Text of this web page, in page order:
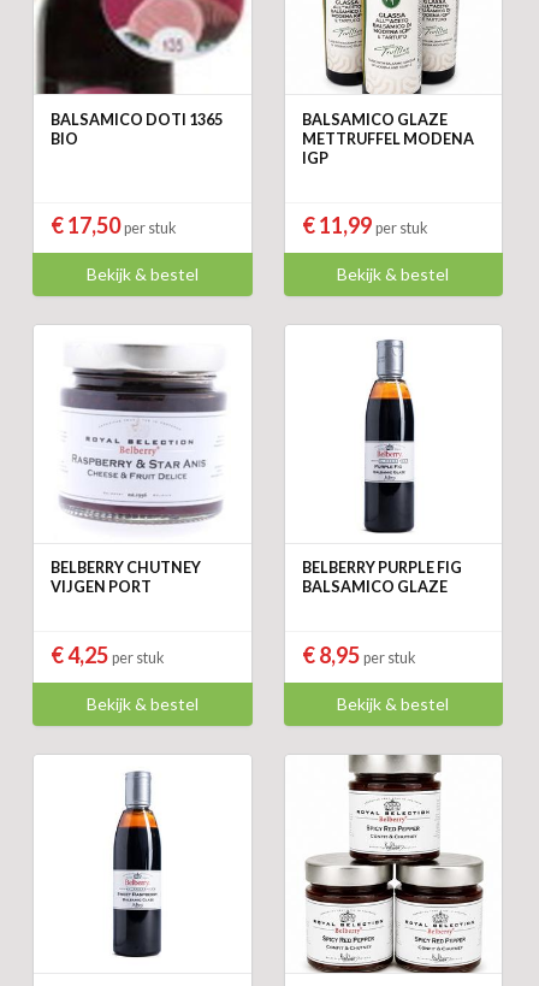
BALSAMICO DOTI 1365
BIO
€ 17,50per stuk
Bekijk & bestel
BALSAMICO GLAZE
METTRUFFEL MODENA
IGP
€ 11,99 per stuk
Bekijk & bestel
BELBERRY CHUTNEY
VIJGEN PORT
€ 4,25 per stuk
Bekijk & bestel
BELBERRY PURPLE FIG
BALSAMICO GLAZE
€ 8,95 per stuk
Bekijk & bestel